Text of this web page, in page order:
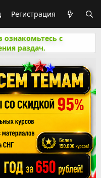
Регистрация
с
раздач.